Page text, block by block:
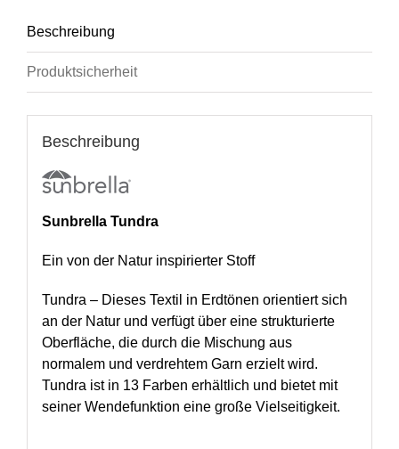
Beschreibung
Produktsicherheit
Beschreibung
Sunbrella Tundra
Ein von der Natur inspirierter Stoff
Tundra – Dieses Textil in Erdtönen orientiert sich
an der Natur und verfügt über eine strukturierte
Oberfläche, die durch die Mischung aus
normalem und verdrehtem Garn erzielt wird.
Tundra ist in 13 Farben erhältlich und bietet mit
seiner Wendefunktion eine große Vielseitigkeit.